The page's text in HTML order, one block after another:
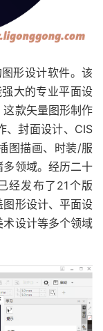
形设计软件。该
大的专业平面设
款矢量图形制作
、封面设计、CIS
图描画、时装/服
领域。经历二十
经发布了21个版
形设计、平面设
设计等多个领域